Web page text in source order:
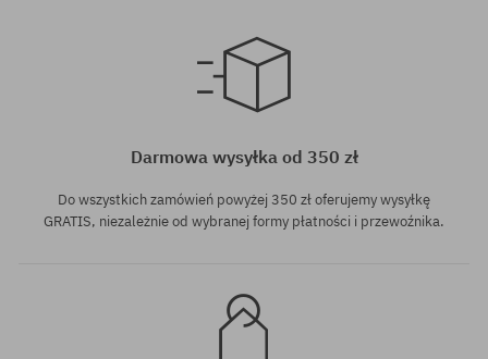
Dostępne rozmiary:
Darmowa wysyłka od 350 zł
Do wszystkich zamówień powyżej 350 zł oferujemy wysyłkę
GRATIS, niezależnie od wybranej formy płatności i przewoźnika.